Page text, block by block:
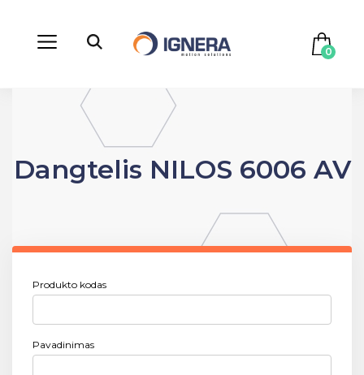
0
Dangtelis NILOS 6006 AV
Produkto kodas
Pavadinimas